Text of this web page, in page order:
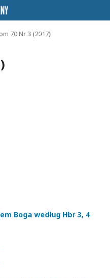
70 Nr 3 (2017)
Boga według Hbr 3, 4